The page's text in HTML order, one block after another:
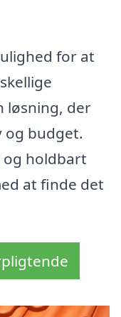
for at
løsning, der
og budget.
og holdbart
at finde det